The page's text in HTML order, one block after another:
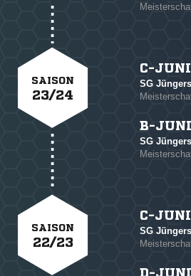
SAISON
23/24
C-
SG
B-
SG
SAISON
22/23
C-
SG
D-